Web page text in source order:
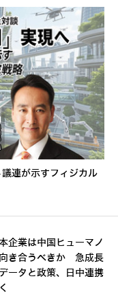
連が示すフィジカル
企業は中国ヒューマノ
き合うべきか 急成長
ータと政策、日中連携